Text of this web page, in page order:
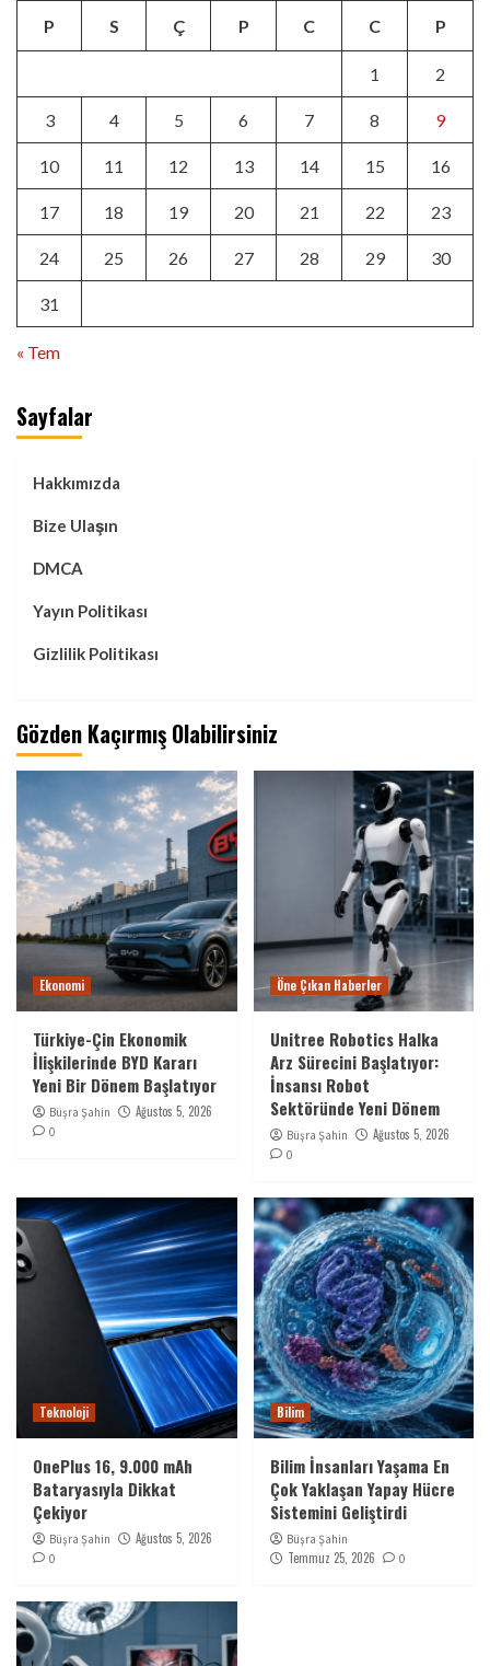
P S Ç P C C P
1 2
3 4 5 6 7 8 9
10 11 12 13 14 15 16
17 18 19 20 21 22 23
24 25 26 27 28 29 30
31
« Tem
Sayfalar
Hakkımızda
Bize Ulaşın
DMCA
Yayın Politikası
Gizlilik Politikası
Gözden Kaçırmış Olabilirsiniz
Ekonomi
Türkiye-Çin Ekonomik
İlişkilerinde BYD Kararı
Yeni Bir Dönem Başlatıyor
Büşra Şahin Ağustos 5, 2026
0
Öne Çıkan Haberler
Unitree Robotics Halka
Arz Sürecini Başlatıyor:
İnsansı Robot
Sektöründe Yeni Dönem
Büşra Şahin Ağustos 5, 2026
0
Teknoloji
OnePlus 16, 9.000 mAh
Bataryasıyla Dikkat
Çekiyor
Büşra Şahin Ağustos 5, 2026
0
Bilim
Bilim İnsanları Yaşama En
Çok Yaklaşan Yapay Hücre
Sistemini Geliştirdi
Büşra Şahin
Temmuz 25, 2026 0